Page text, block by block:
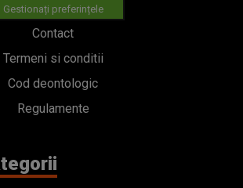
Gestionați preferințele
Contact
Termeni si conditii
Cod deontologic
Regulamente